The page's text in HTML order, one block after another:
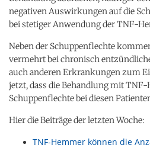
negativen Auswirkungen auf die
bei stetiger Anwendung der TNF-
Neben der Schuppenflechte
vermehrt bei chronisch
auch anderen Erkrankungen zum
jetzt, dass die Behandlung mit
Schuppenflechte bei diesen
Hier die Beiträge der letzten Woche:
TNF-Hemmer können die